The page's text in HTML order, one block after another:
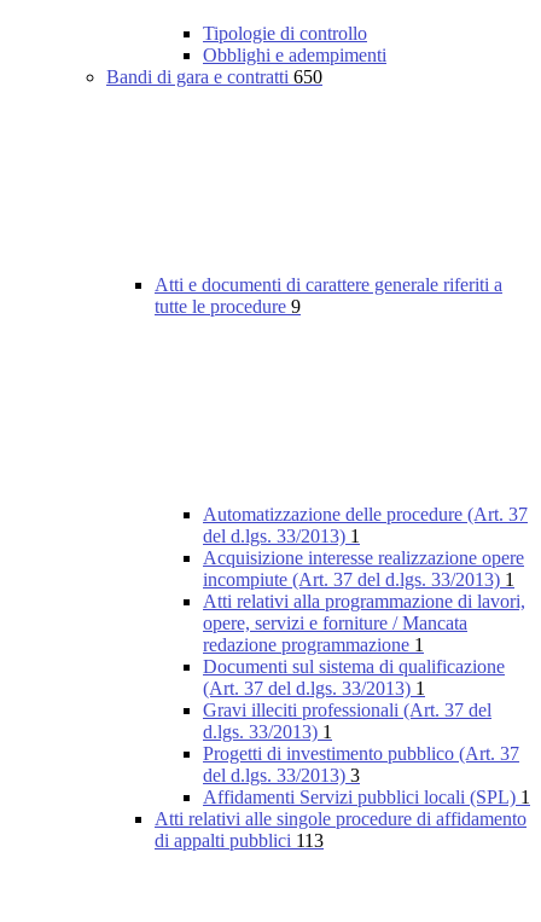
Tipologie di controllo
Obblighi e adempimenti
Bandi di gara e contratti 650
Atti e documenti di carattere generale riferiti a
tutte le procedure 9
Automatizzazione delle procedure (Art. 37
del d.lgs. 33/2013) 1
Acquisizione interesse realizzazione opere
incompiute (Art. 37 del d.lgs. 33/2013) 1
Atti relativi alla programmazione di lavori,
opere, servizi e forniture / Mancata
redazione programmazione 1
Documenti sul sistema di qualificazione
(Art. 37 del d.lgs. 33/2013) 1
Gravi illeciti professionali (Art. 37 del
d.lgs. 33/2013) 1
Progetti di investimento pubblico (Art. 37
del d.lgs. 33/2013) 3
Affidamenti Servizi pubblici locali (SPL) 1
Atti relativi alle singole procedure di affidamento
di appalti pubblici 113